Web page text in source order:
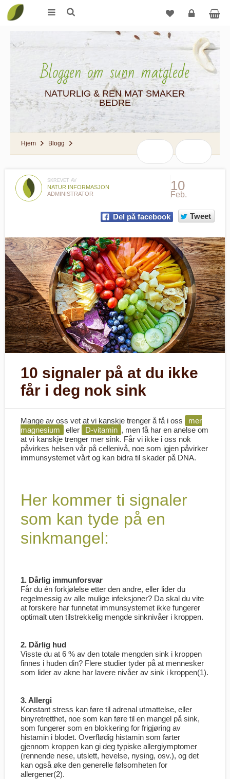
Logg
Bloggen om sunn matglede
NATURLIG & REN MAT SMAKER
BEDRE
Hjem Blogg
SKREVET AV
NATUR INFORMASJON
ADMINISTRATOR
10
Feb.
Del på facebook Tweet
10 signaler på at du ikke
får i deg nok sink
Mange av oss vet at vi kanskje trenger å få i oss
mer
magnesium
eller D-vitamin , men få har en anelse om
at vi kanskje trenger mer sink. Får vi ikke i oss nok
påvirkes helsen vår på cellenivå, noe som igjen påvirker
immunsystemet vårt og kan bidra til skader på DNA.
Her kommer ti signaler
som kan tyde på en
sinkmangel:
1. Dårlig immunforsvar
Får du én forkjølelse etter den andre, eller lider du
regelmessig av alle mulige infeksjoner? Da skal du vite
at forskere har funnetat immunsystemet ikke fungerer
optimalt uten tilstrekkelig mengde sinknivåer i kroppen.
2. Dårlig hud
Visste du at 6 % av den totale mengden sink i kroppen
finnes i huden din? Flere studier tyder på at mennesker
som lider av akne har lavere nivåer av sink i kroppen(1).
3. Allergi
Konstant stress kan føre til adrenal utmattelse, eller
binyretretthet, noe som kan føre til en mangel på sink,
som fungerer som en blokkering for frigjøring av
histamin i blodet. Overflødig histamin som farter
gjennom kroppen kan gi deg typiske allergiymptomer
(rennende nese, utslett, hevelse, nysing, osv.), og det
kan også øke den generelle følsomheten for
allergener(2).